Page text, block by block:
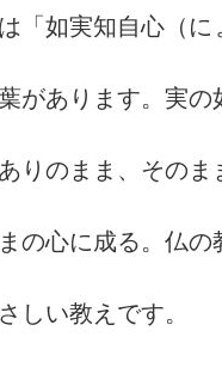
「如実知自心（に
があります。実の
りのまま、そのま
の心に成る。仏の
しい教えです。